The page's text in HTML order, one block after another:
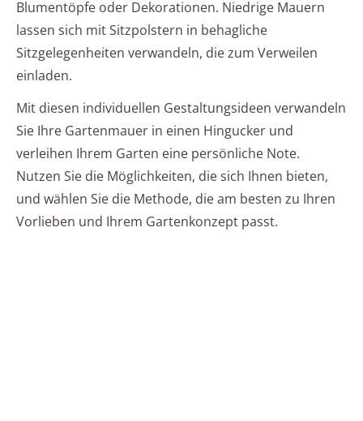
Blumentöpfe oder Dekorationen. Niedrige Mauern
lassen sich mit Sitzpolstern in behagliche
Sitzgelegenheiten verwandeln, die zum Verweilen
einladen.
Mit diesen individuellen Gestaltungsideen verwandeln
Sie Ihre Gartenmauer in einen Hingucker und
verleihen Ihrem Garten eine persönliche Note.
Nutzen Sie die Möglichkeiten, die sich Ihnen bieten,
und wählen Sie die Methode, die am besten zu Ihren
Vorlieben und Ihrem Gartenkonzept passt.